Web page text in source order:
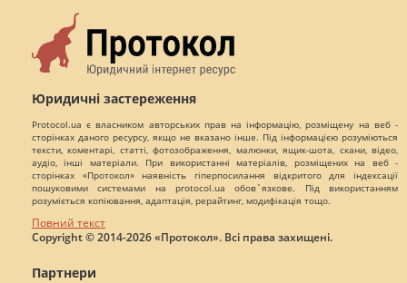
Юридичні застереження
Protocol.ua є власником авторських прав на інформацію, розміщену на веб -
сторінках даного ресурсу, якщо не вказано інше. Під інформацією розуміються
тексти, коментарі, статті, фотозображення, малюнки, ящик-шота, скани, відео,
аудіо, інші матеріали. При використанні матеріалів, розміщених на веб -
сторінках «Протокол» наявність гіперпосилання відкритого для індексації
пошуковими системами на protocol.ua обов`язкове. Під використанням
розуміється копіювання, адаптація, рерайтинг, модифікація тощо.
Повний текст
Copyright © 2014-2026 «Протокол». Всі права захищені.
Партнери